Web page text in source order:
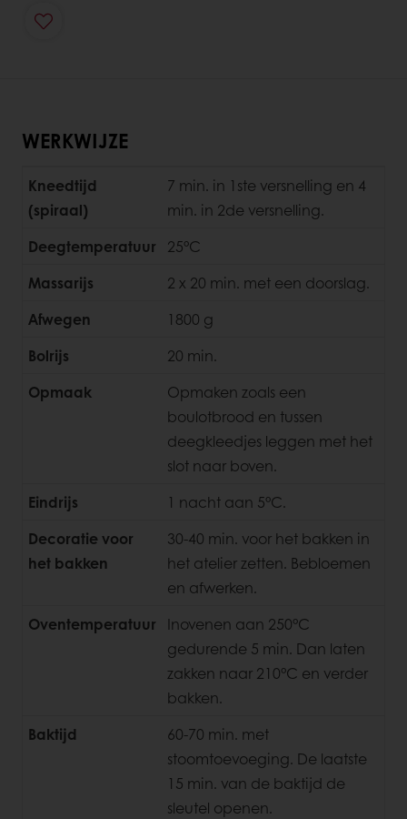
WERKWIJZE
Kneedtijd
(spiraal)
7 min. in 1ste versnelling en 4
min. in 2de versnelling.
Deegtemperatuur
25°C
Massarijs
2 x 20 min. met een doorslag.
Afwegen
1800 g
Bolrijs
20 min.
Opmaak
Opmaken zoals een
boulotbrood en tussen
deegkleedjes leggen met het
slot naar boven.
Eindrijs
1 nacht aan 5°C.
Decoratie voor
het bakken
30-40 min. voor het bakken in
het atelier zetten. Bebloemen
en afwerken.
Oventemperatuur
Inovenen aan 250°C
gedurende 5 min. Dan laten
zakken naar 210°C en verder
bakken.
Baktijd
60-70 min. met
stoomtoevoeging. De laatste
15 min. van de baktijd de
sleutel openen.